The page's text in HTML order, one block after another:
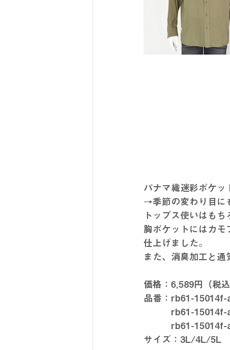
パナマ織迷彩ポケッ
→季節の変わり目に
トップス使いはも
胸ポケットにはカモ
仕上げました。
また、消臭加工と通
価格：6,589円（税込
品番：rb61-15014f-
rb61-15014f-
rb61-15014f-
サイズ：3L/4L/5L